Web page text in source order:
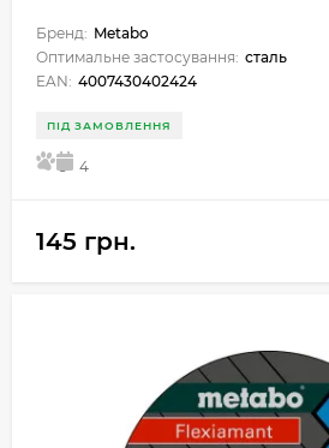
Бренд: Metabo
Оптимальне застосування: сталь
EAN: 4007430402424
ПІД ЗАМОВЛЕННЯ
5 4
145 грн.